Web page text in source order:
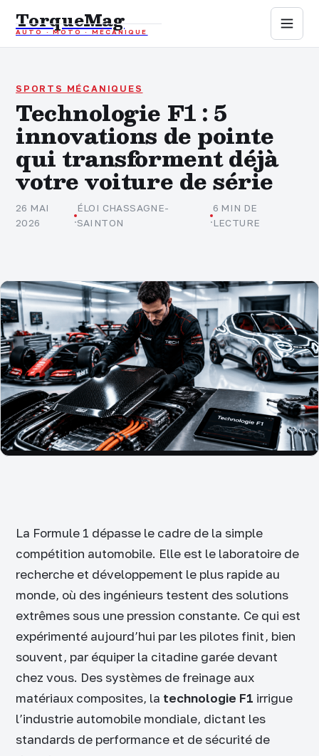
TorqueMag
AUTO · MOTO · MÉCANIQUE
Auto
Moto
Mécanique
Sports mécaniques
Assurance
SPORTS MÉCANIQUES
Technologie F1 : 5
innovations de pointe
qui transforment déjà
votre voiture de série
26 MAI
2026
·
ÉLOI CHASSAGNE-
SAINTON
·
6 MIN DE
LECTURE
La Formule 1 dépasse le cadre de la simple
compétition automobile. Elle est le laboratoire de
recherche et développement le plus rapide au
monde, où des ingénieurs testent des solutions
extrêmes sous une pression constante. Ce qui est
expérimenté aujourd’hui par les pilotes finit, bien
souvent, par équiper la citadine garée devant
chez vous. Des systèmes de freinage aux
matériaux composites, la technologie F1 irrigue
l’industrie automobile mondiale, dictant les
standards de performance et de sécurité de